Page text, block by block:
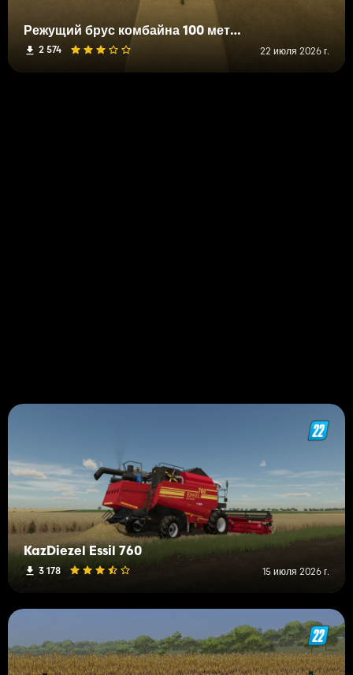
Режущий брус комбайна 100 метров.
2 574 22 июля 2026 г.
KazDiezel Essil 760
3 178 15 июля 2026 г.